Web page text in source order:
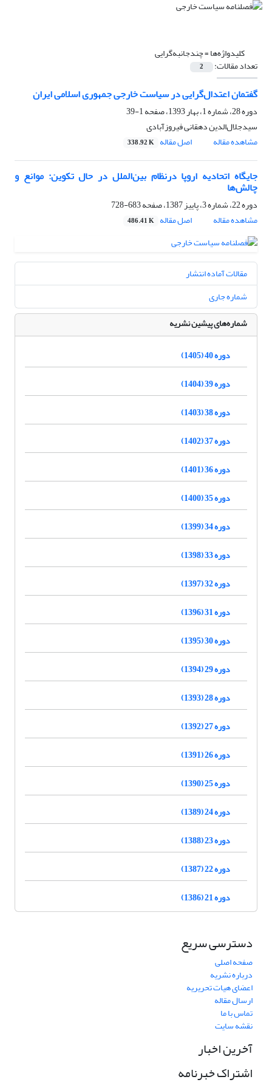
کلیدواژه‌ها =چندجانبه‌گرایی
تعداد مقالات: 2
گفتمان اعتدال‌گرایی در سیاست خارجی جمهوری اسلامی ایران
دوره 28، شماره 1، بهار 1393، صفحه
1-39
سیدجلال‌الدین دهقانی فیروزآبادی
مشاهده مقاله
اصل مقاله 338.92 K
جایگاه اتحادیه اروپا درنظام بین‌الملل در حال ‏تکوین: موانع و
چالش‌ها
دوره 22، شماره 3، پاییز 1387، صفحه
683-728
مشاهده مقاله
اصل مقاله 486.41 K
مقالات آماده انتشار
شماره جاری
شماره‌های پیشین نشریه
دوره 40 (1405)
دوره 39 (1404)
دوره 38 (1403)
دوره 37 (1402)
دوره 36 (1401)
دوره 35 (1400)
دوره 34 (1399)
دوره 33 (1398)
دوره 32 (1397)
دوره 31 (1396)
دوره 30 (1395)
دوره 29 (1394)
دوره 28 (1393)
دوره 27 (1392)
دوره 26 (1391)
دوره 25 (1390)
دوره 24 (1389)
دوره 23 (1388)
دوره 22 (1387)
دوره 21 (1386)
دسترسی سریع
صفحه اصلی
درباره نشریه
اعضای هیات تحریریه
ارسال مقاله
تماس با ما
نقشه سایت
آخرین اخبار
اشتراک خبرنامه